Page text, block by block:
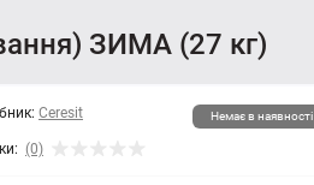
ЗИМА (27 кг)
Ceresit
(0)
Немає в наявності